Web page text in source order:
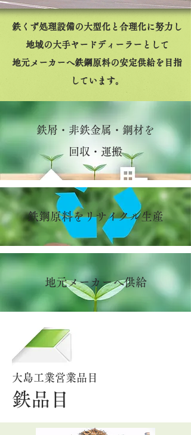
鉄くず処理設備の大型化と合理化に努力し
地域の大手ヤードディーラーとして
地元メーカーへ鉄鋼原料の安定供給を目指
しています。
鉄屑・非鉄金属・鋼材を
回収・運搬
鉄鋼原料をリサイクル生産
地元メーカーへ供給
大島工業営業品目
鉄品目